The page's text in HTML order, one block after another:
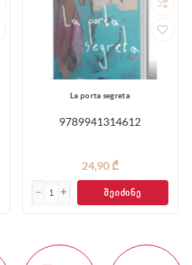
La porta segreta
9789941314612
24,90 ₾
ᲨᲔᲘᲫᲘᲜᲔ